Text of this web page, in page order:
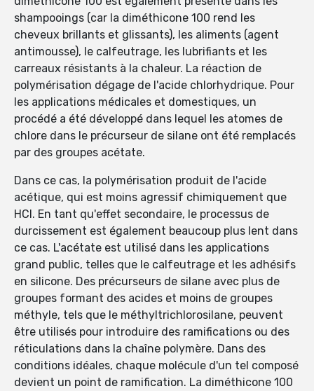
shampooings (car la diméthicone 100 rend les
cheveux brillants et glissants), les aliments (agent
antimousse), le calfeutrage, les lubrifiants et les
carreaux résistants à la chaleur. La réaction de
polymérisation dégage de l'acide chlorhydrique. Pour
les applications médicales et domestiques, un
procédé a été développé dans lequel les atomes de
chlore dans le précurseur de silane ont été remplacés
par des groupes acétate.
Dans ce cas, la polymérisation produit de l'acide
acétique, qui est moins agressif chimiquement que
HCl. En tant qu'effet secondaire, le processus de
durcissement est également beaucoup plus lent dans
ce cas. L'acétate est utilisé dans les applications
grand public, telles que le calfeutrage et les adhésifs
en silicone. Des précurseurs de silane avec plus de
groupes formant des acides et moins de groupes
méthyle, tels que le méthyltrichlorosilane, peuvent
être utilisés pour introduire des ramifications ou des
réticulations dans la chaîne polymère. Dans des
conditions idéales, chaque molécule d'un tel composé
devient un point de ramification. La diméthicone 100